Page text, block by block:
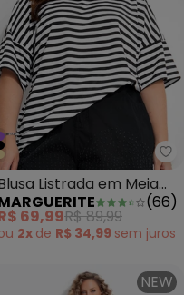
- Conjunto Marrom
Listrada em Meia
Listrada
(66)
69,99R$ 89,99
2x de R$ 34,99 sem juros
NEW